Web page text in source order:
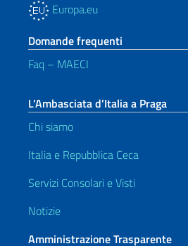
Europa.eu
Domande frequenti
Faq – MAECI
L’Ambasciata d’Italia a Praga
Chi siamo
Italia e Repubblica Ceca
Servizi Consolari e Visti
Notizie
Amministrazione Trasparente